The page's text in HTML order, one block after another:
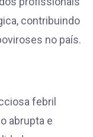
contribuindo
no país.
febril
abrupta e